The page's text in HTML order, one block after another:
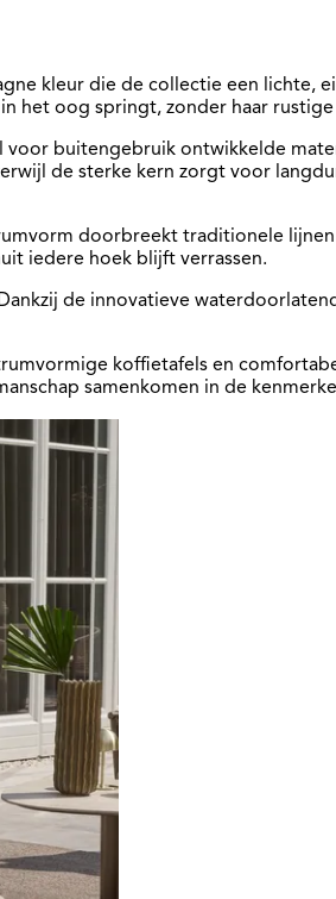
kleur die de collectie een lichte,
het oog springt, zonder haar rustige
buitengebruik ontwikkelde
de sterke kern zorgt voor
doorbreekt traditionele
iedere hoek blijft verrassen.
de innovatieve
koffietafels en
samenkomen in de